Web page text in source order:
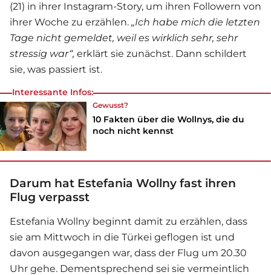
(21) in ihrer Instagram-Story, um ihren Followern von
ihrer Woche zu erzählen. „Ich habe mich die letzten
Tage nicht gemeldet, weil es wirklich sehr, sehr
stressig war“, erklärt sie zunächst. Dann schildert
sie, was passiert ist.
Interessante Infos:
Gewusst?
10 Fakten über die Wollnys, die du
noch nicht kennst
Darum hat Estefania Wollny fast ihren
Flug verpasst
Estefania Wollny beginnt damit zu erzählen, dass
sie am Mittwoch in die Türkei geflogen ist und
davon ausgegangen war, dass der Flug um 20.30
Uhr gehe. Dementsprechend sei sie vermeintlich